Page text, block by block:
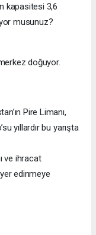
kapasitesi 3,6
musunuz?
doğuyor.
Pire Limanı,
yıllardır bu yarışta
ve ihracat
edinmeye